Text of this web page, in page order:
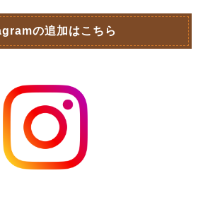
の追加はこちら